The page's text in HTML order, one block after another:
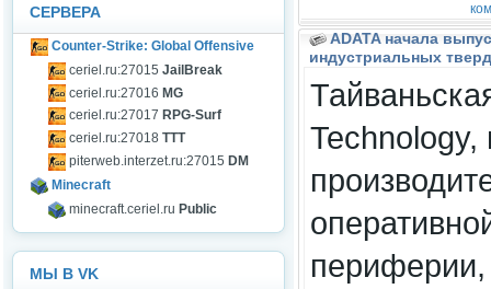
СЕРВЕРА
Counter-Strike: Global Offensive
ceriel.ru:27015 JailBreak
ceriel.ru:27016 MG
ceriel.ru:27017 RPG-Surf
ceriel.ru:27018 TTT
piterweb.interzet.ru:27015 DM
Minecraft
minecraft.ceriel.ru Public
МЫ В VK
ADATA начала
индустриальных